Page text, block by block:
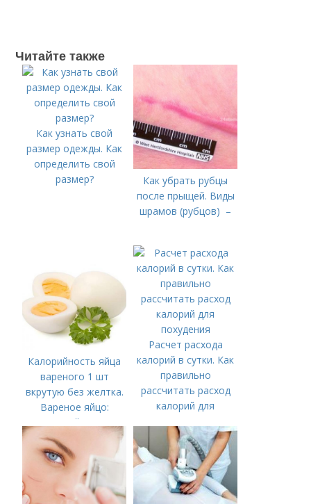
Читайте также
Как узнать свой
размер одежды. Как
определить свой
размер?
Как убрать рубцы
после прыщей. Виды
шрамов (рубцов) –
Калорийность яйца
вареного 1 шт
вкрутую без желтка.
Вареное яйцо:
калорийность
Расчет расхода
калорий в сутки. Как
правильно
рассчитать расход
калорий для